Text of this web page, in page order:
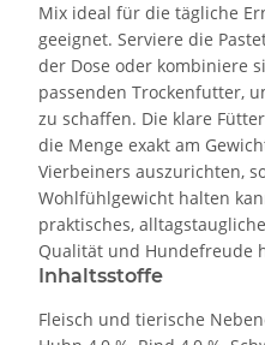
Mix ideal für die tägliche
geeignet. Serviere die
der Dose oder kombiniere
passenden Trockenfutter,
zu schaffen. Die klare
die Menge exakt am
Vierbeiners auszurichten,
Wohlfühlgewicht halten
praktisches,
Qualität und Hundefreude
Inhaltsstoffe
Fleisch und tierische